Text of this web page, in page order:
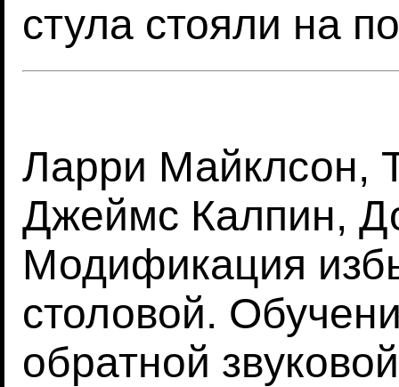
стула стояли на
Ларри Майклсон,
Джеймс Калпин,
Модификация
столовой.
обратной